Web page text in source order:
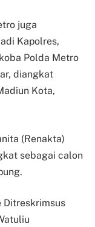
juga
Kapolres,
Polda Metro
diangkat
Kota,
(Renakta)
sebagai calon
Ditreskrimsus